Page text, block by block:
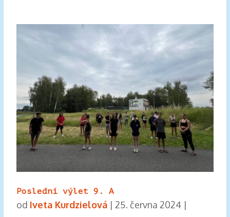
Poslední výlet 9. A
od Iveta Kurdzielová| 25. června 2024 |